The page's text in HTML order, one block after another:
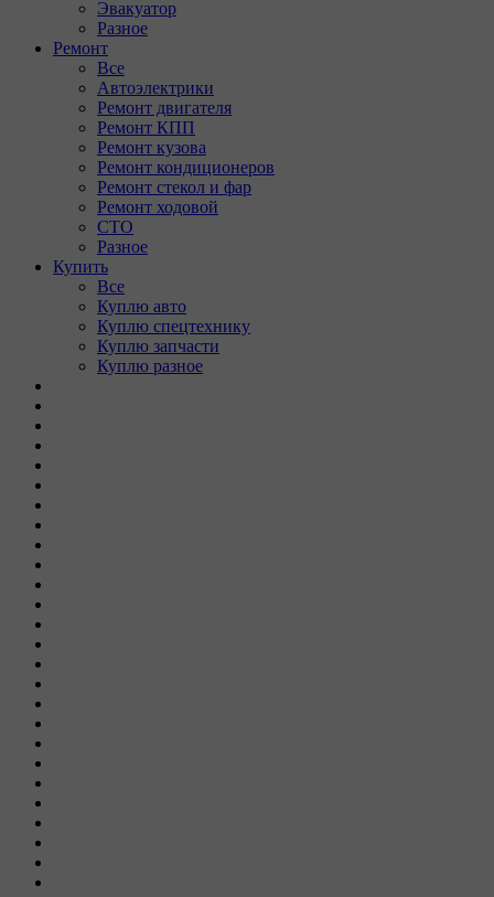
Эвакуатор
Разное
Ремонт
Все
Автоэлектрики
Ремонт двигателя
Ремонт КПП
Ремонт кузова
Ремонт кондиционеров
Ремонт стекол и фар
Ремонт ходовой
СТО
Разное
Купить
Все
Куплю авто
Куплю спецтехнику
Куплю запчасти
Куплю разное